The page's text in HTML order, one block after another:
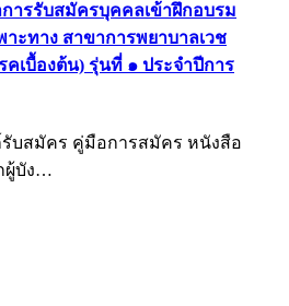
การรับสมัครบุคคลเข้าฝึกอบรม
ะทาง สาขาการพยาบาลเวช
เบื้องต้น) รุ่นที่ ๑ ประจำปีการ
บสมัคร คู่มือการสมัคร หนังสือ
ผู้บัง…